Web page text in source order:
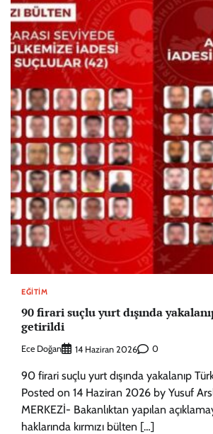
EĞITIM
90 firari suçlu yurt dışında
getirildi
Ece Doğan 14 Haziran 2026 0
90 firari suçlu yurt dışında yakalanıp
Posted on 14 Haziran 2026 by Yusuf
MERKEZİ- Bakanlıktan yapılan
haklarında kırmızı bülten […]